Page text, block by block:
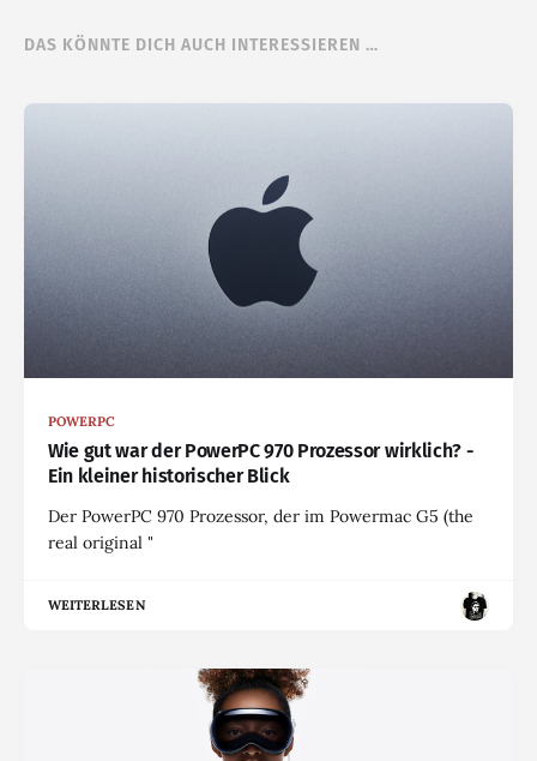
DAS KÖNNTE DICH AUCH INTERESSIEREN …
POWERPC
Wie gut war der PowerPC 970 Prozessor wirklich? -
Ein kleiner historischer Blick
Der PowerPC 970 Prozessor, der im Powermac G5 (the
real original "
WEITERLESEN